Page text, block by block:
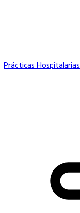
Prácticas Hospitalarias